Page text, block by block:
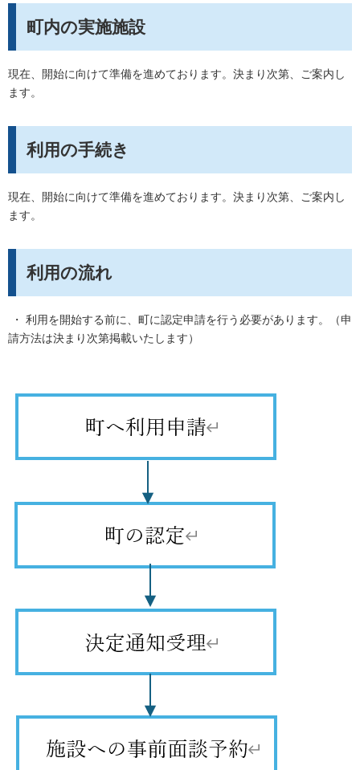
町内の実施施設
現在、開始に向けて準備を進めております。決まり次第、ご案内し
ます。
利用の手続き
現在、開始に向けて準備を進めております。決まり次第、ご案内し
ます。
利用の流れ
・ 利用を開始する前に、町に認定申請を行う必要があります。（申
請方法は決まり次第掲載いたします）